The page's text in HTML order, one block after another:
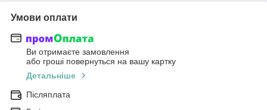
Умови оплати
Ви отримаєте замовлення
або гроші повернуться на вашу картку
Детальніше
Післяплата